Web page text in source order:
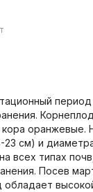
период
оранжевые.
23 см) и
всех типах
Посев
обладает